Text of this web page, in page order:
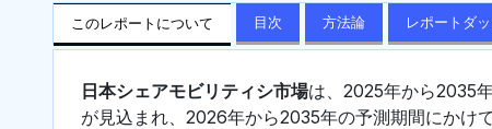
このレポートについて 目次 方法論 レポートダ
日本シェアモビリティシ市場は、2025年から2035
が見込まれ、2026年から2035年の予測期間にかけ